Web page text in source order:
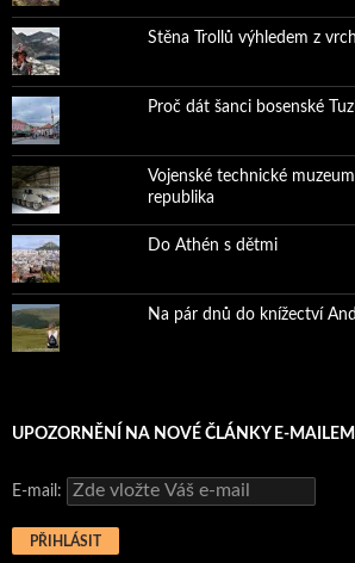
Stěna Trollů výhledem z
Proč dát šanci bosenské
Vojenské technické muzeum
republika
Do Athén s dětmi
Na pár dnů do knížectví
UPOZORNĚNÍ NA NOVÉ ČLÁNKY E-
E-mail: